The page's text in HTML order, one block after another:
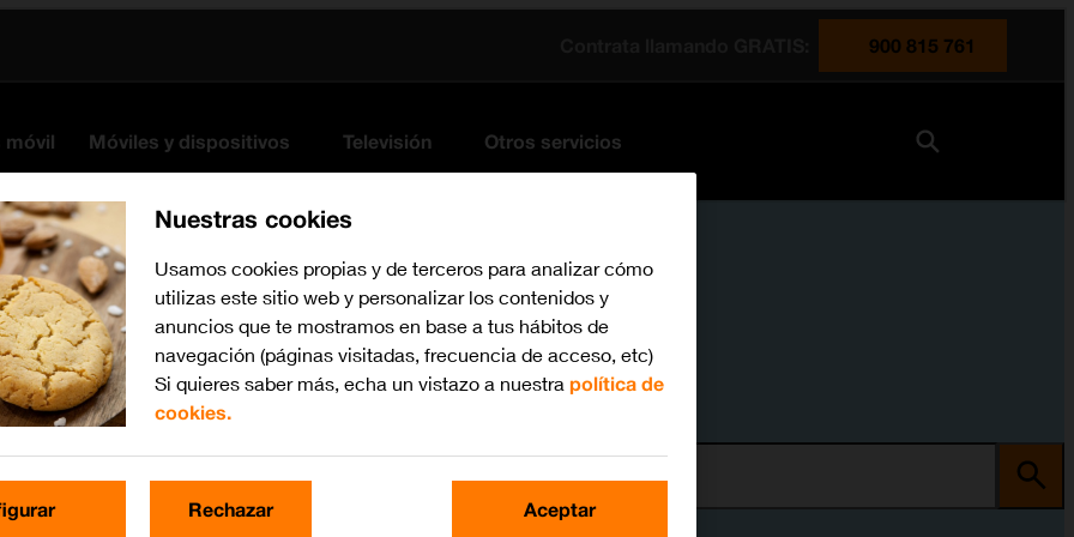
900 815 761
móvil Móviles y dispositivos Televisión Otros servicios
Nuestras cookies
Usamos cookies propias y de terceros para analizar cómo
utilizas este sitio web y personalizar los contenidos y
anuncios que te mostramos en base a tus hábitos de
navegación (páginas visitadas, frecuencia de acceso, etc)
Si quieres saber más, echa un vistazo a nuestra política de
cookies.
Rechazar Aceptar